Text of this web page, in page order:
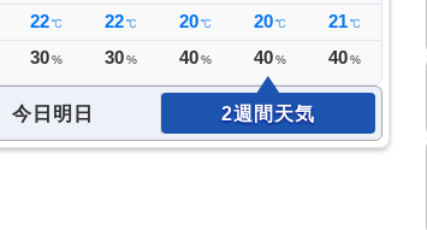
22℃
30%
22℃
30%
20 ℃
40 %
20 ℃
40 %
21 ℃
40 %
今日明日 2週間天気